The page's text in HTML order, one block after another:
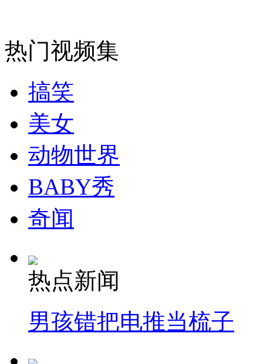
安徽一实载49人客车翻车
走！跟着总书记去植树
消防员救轻生者 花炮节热闹非凡
纽约上演“枕头大战”
热门视频集
搞笑
美女
动物世界
BABY秀
奇闻
热点新闻
男孩错把电推当梳子